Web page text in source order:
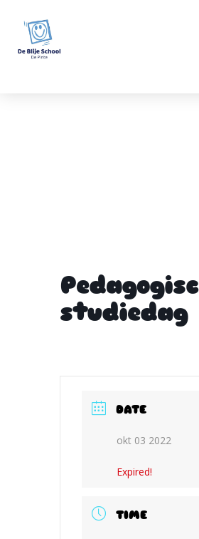
studiedag
DATE
okt 03 2022
Expired!
TIME